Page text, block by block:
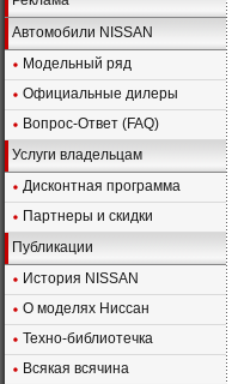
Автомобили NISSAN
Модельный ряд
Официальные дилеры
Вопрос-Ответ (FAQ)
Услуги владельцам
Дисконтная программа
Партнеры и скидки
Публикации
История NISSAN
О моделях Ниссан
Техно-библиотечка
Всякая всячина